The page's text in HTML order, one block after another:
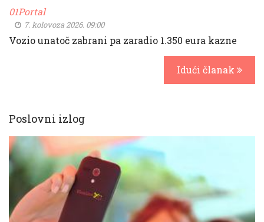
01Portal
7. kolovoza 2026. 09:00
Vozio unatoč zabrani pa zaradio 1.350 eura kazne
Idući članak
Poslovni izlog